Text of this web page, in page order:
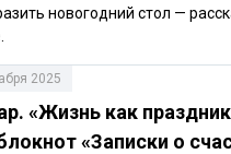
новогодний стол —
2025
«Жизнь как
«Записки о